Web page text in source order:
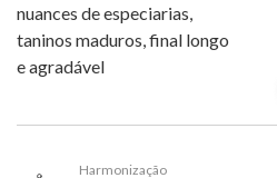
nuances de especiarias,
taninos maduros, final longo
e agradável
Harmonização